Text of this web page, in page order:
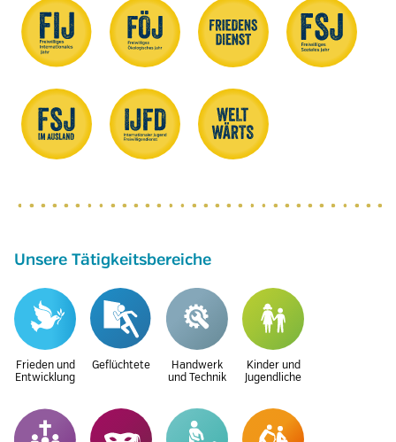
Unsere Tätigkeitsbereiche
Frieden und
Entwicklung
Geflüchtete
Handwerk
und Technik
Kinder und
Jugendliche